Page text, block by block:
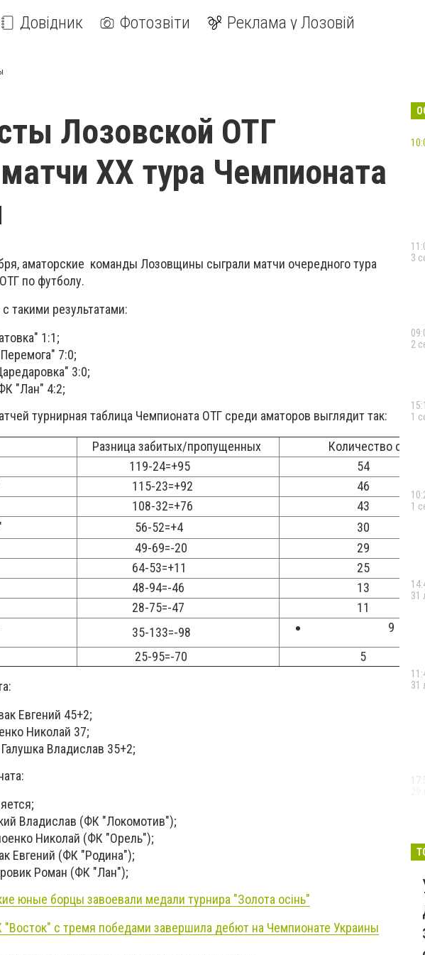
Довідник Фотозвіти Реклама у Лозовій
Лозовской ОТГ
ХХ тура Чемпионата
аматорские команды Лозовщины сыграли матчи очередного тура
по футболу.
такими результатами:
1:1;
7:0;
3:0;
"Лан" 4:2;
турнирная таблица Чемпионата ОТГ среди аматоров выглядит так:
Разница забитых/пропущенных
Количество очков
119-24=+95
54
115-23=+92
46
108-32=+76
43
56-52=+4
30
49-69=-20
29
64-53=+11
25
48-94=-46
13
28-75=-47
11
35-133=-98
9
25-95=-70 5
Евгений 45+2;
Николай 37;
Владислав 35+2;
Владислав (ФК "Локомотив");
Николай (ФК "Орель");
Евгений (ФК "Родина");
Роман (ФК "Лан");
юные борцы завоевали медали турнира "Золота осінь"
"Восток" с тремя победами завершила дебют на Чемпионате Украины
3
2
1
1
31
31